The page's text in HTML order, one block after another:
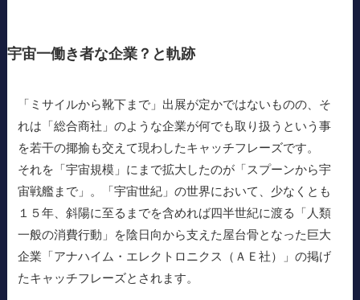
宇宙一働き者な企業？と軌跡
「ミサイルから靴下まで」出展が定かではないものの、そ
れは「総合商社」のような企業が何でも取り扱うという事
を若干の揶揄も交えて現わしたキャッチフレーズです。
それを「宇宙規模」にまで拡大したのが「スプーンから宇
宙戦艦まで」。「宇宙世紀」の世界において、少なくとも
１５年、斜陽に至るまでを含めれば四半世紀に渡る「人類
一般の消費行動」を陰日向から支えた屋台骨となった巨大
企業「アナハイム・エレクトロニクス（ＡＥ社）」の掲げ
たキャッチフレーズとされます。